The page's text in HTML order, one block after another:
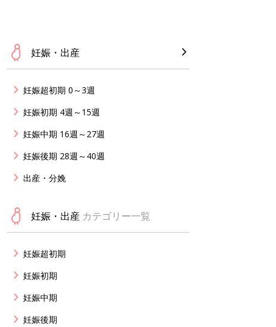
妊娠・出産
妊娠超初期 0～3週
妊娠初期 4週～15週
妊娠中期 16週～27週
妊娠後期 28週～40週
出産・分娩
妊娠・出産 カテゴリー一覧
妊娠超初期
妊娠初期
妊娠中期
妊娠後期